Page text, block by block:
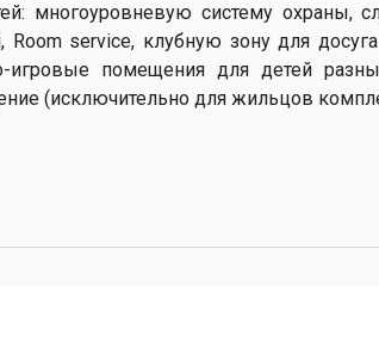
многоуровневую систему охраны,
Room service, клубную зону для
помещения для детей
(исключительно для жильцов